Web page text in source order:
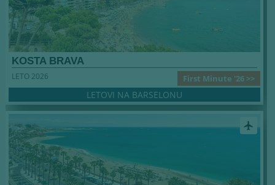
KOSTA BRAVA
First Minute '26 >>
LETO 2026
LETOVI NA BARSELONU
airplanemode_active